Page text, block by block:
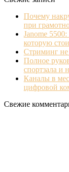
Почему
при
Janome
которую
Стриминг не
Полное
спортзала и
Каналы в
цифровой
Свежие